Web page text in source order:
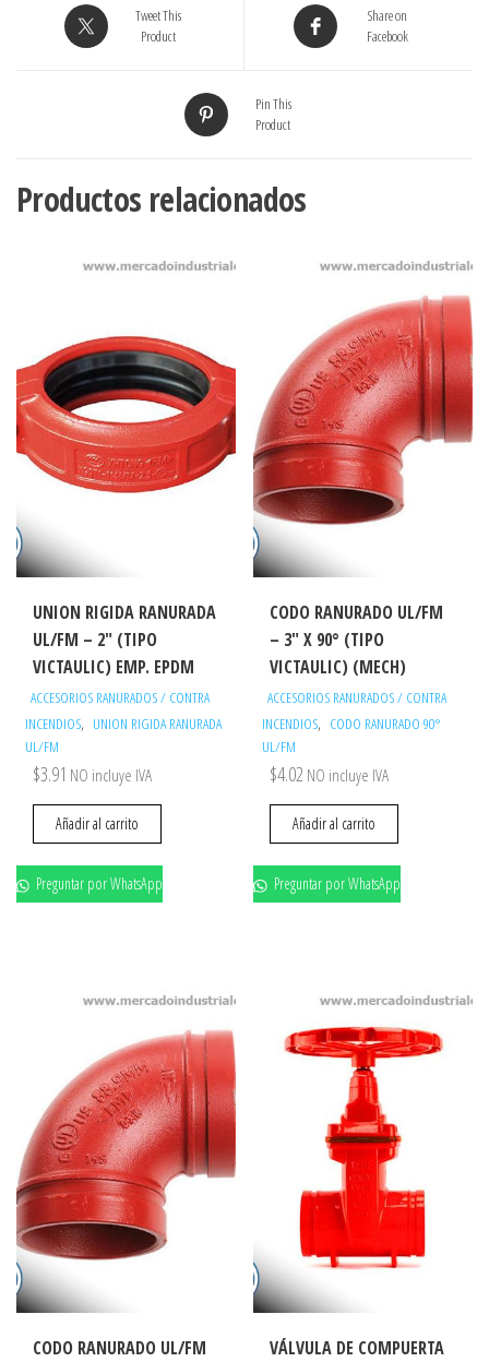
Tweet This
Product
Share on
Facebook
Pin This
Product
Productos relacionados
UNION RIGIDA RANURADA
UL/FM – 2″ (TIPO
VICTAULIC) EMP. EPDM
ACCESORIOS RANURADOS / CONTRA
INCENDIOS, UNION RIGIDA RANURADA
UL/FM
$3.91 NO incluye IVA
Añadir al carrito
Preguntar por WhatsApp
CODO RANURADO UL/FM
– 3″ X 90° (TIPO
VICTAULIC) (MECH)
ACCESORIOS RANURADOS / CONTRA
INCENDIOS, CODO RANURADO 90°
UL/FM
$4.02 NO incluye IVA
Añadir al carrito
Preguntar por WhatsApp
CODO RANURADO UL/FM
VÁLVULA DE COMPUERTA